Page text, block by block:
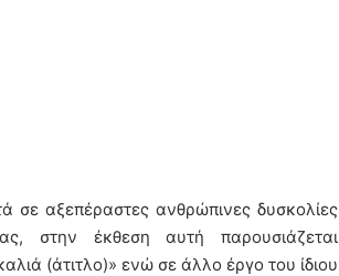
αξεπέραστες ανθρώπινες δυσκολίες
στην έκθεση αυτή παρουσιάζεται
(άτιτλο)» ενώ σε άλλο έργο του ίδιου